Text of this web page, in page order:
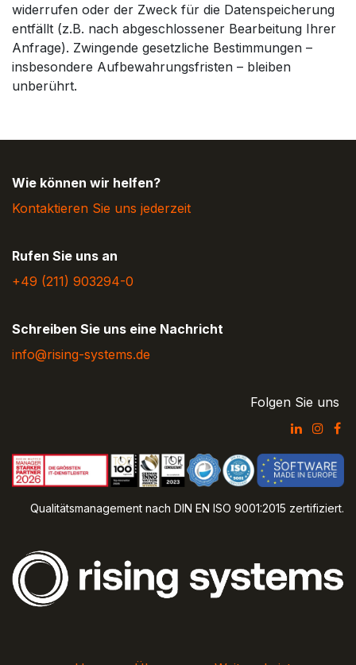
widerrufen oder der Zweck für die Datenspeicherung
entfällt (z.B. nach abgeschlossener Bearbeitung Ihrer
Anfrage). Zwingende gesetzliche Bestimmungen –
insbesondere Aufbewahrungsfristen – bleiben
unberührt.
Wie können wir helfen?
Kontaktieren Sie uns jederzeit
Rufen Sie uns an
+49 (211) 9032​94-0
Schreiben Sie uns eine Nachricht
info@rising-systems.de
Folgen Sie uns
Qualitätsmanagement nach DIN EN ISO 9001:2015 zertifiziert.